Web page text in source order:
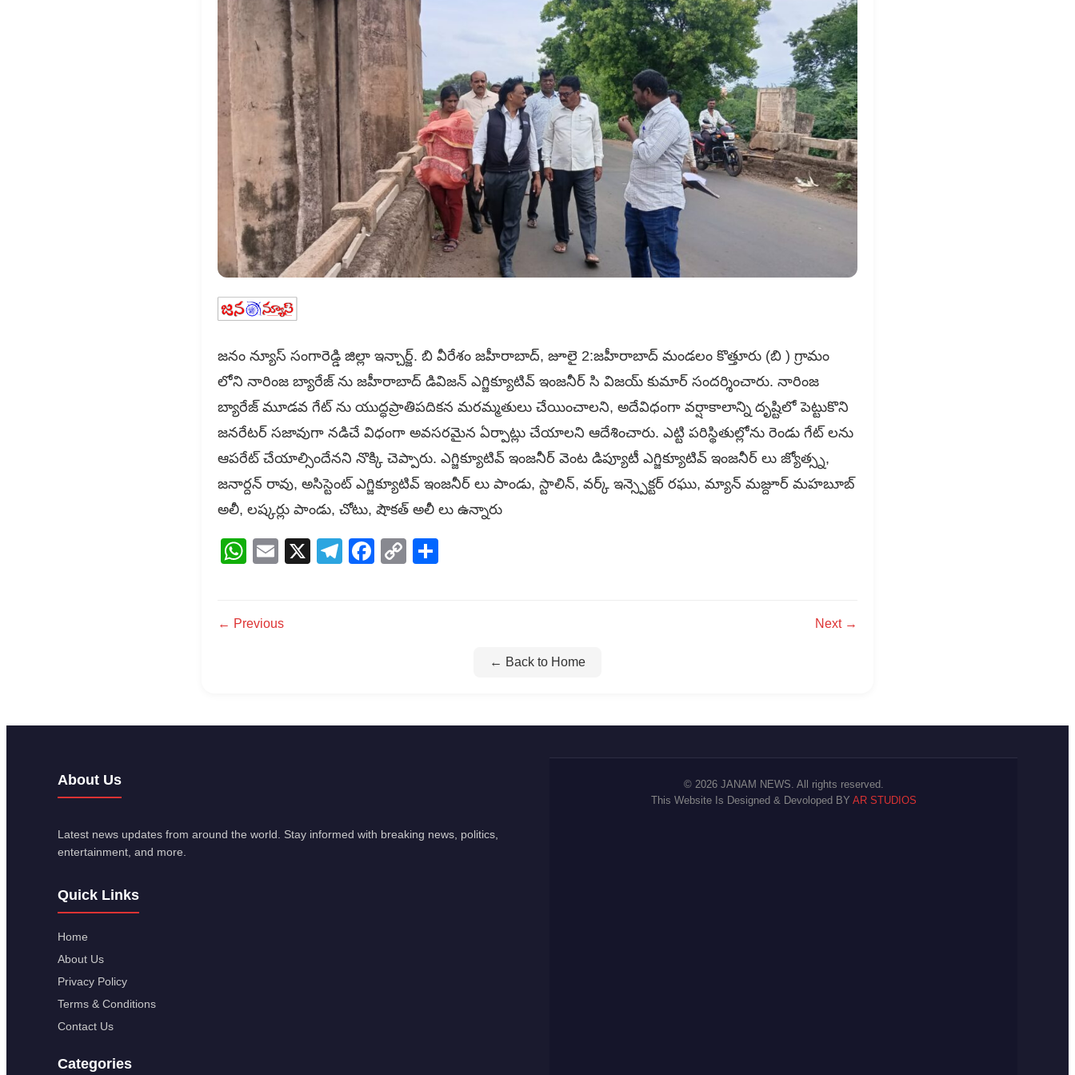
జనం న్యూస్ సంగారెడ్డి జిల్లా ఇన్చార్జ్. బి వీరేశం జహీరాబాద్, జూలై 2:జహీరాబాద్ మండలం కొత్తూరు (బి ) గ్రామం
లోని నారింజ బ్యారేజ్ ను జహీరాబాద్ డివిజన్ ఎగ్జిక్యూటివ్ ఇంజనీర్ సి విజయ్ కుమార్ సందర్శించారు. నారింజ
బ్యారేజ్ మూడవ గేట్ ను యుద్ధప్రాతిపదికన మరమ్మతులు చేయించాలని, అదేవిధంగా వర్షాకాలాన్ని దృష్టిలో పెట్టుకొని
జనరేటర్ సజావుగా నడిచే విధంగా అవసరమైన ఏర్పాట్లు చేయాలని ఆదేశించారు. ఎట్టి పరిస్థితుల్లోను రెండు గేట్ లను
ఆపరేట్ చేయాల్సిందేనని నొక్కి చెప్పారు. ఎగ్జిక్యూటివ్ ఇంజనీర్ వెంట డిప్యూటీ ఎగ్జిక్యూటివ్ ఇంజనీర్ లు జ్యోత్స్న,
జనార్దన్ రావు, అసిస్టెంట్ ఎగ్జిక్యూటివ్ ఇంజనీర్ లు పాండు, స్టాలిన్, వర్క్ ఇన్స్పెక్టర్ రఘు, మ్యాన్ మజ్దూర్ మహబూబ్
అలీ, లష్కర్లు పాండు, చోటు, షౌకత్ అలీ లు ఉన్నారు
WhatsApp
Email
X Telegram
Facebook
Copy
← Previous Next →
← Back to Home
About Us
Latest news updates from around the world. Stay informed with breaking news, politics,
entertainment, and more.
Quick Links
Home
About Us
Privacy Policy
Terms & Conditions
Contact Us
Categories
© 2026 JANAM NEWS. All rights reserved.
This Website Is Designed & Devoloped BY AR STUDIOS